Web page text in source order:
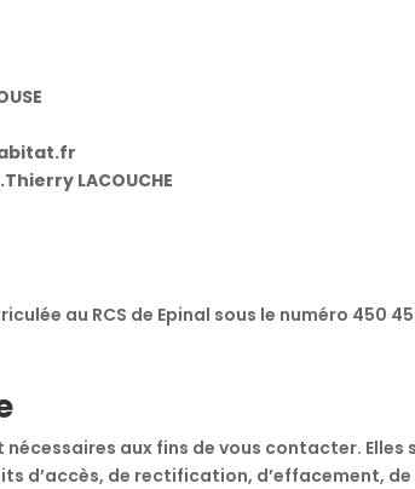
LACOUCHE
au RCS de Epinal sous le numéro 450
aux fins de vous contacter.
d’accès, de rectification, d’effacement,